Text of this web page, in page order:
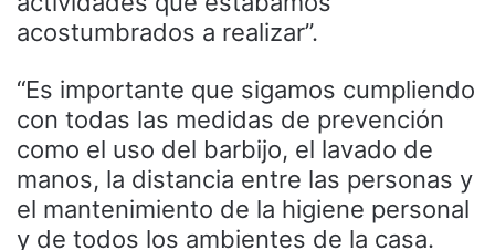
acostumbrados a realizar”.
“Es importante que sigamos cumpliendo
con todas las medidas de prevención
como el uso del barbijo, el lavado de
manos, la distancia entre las personas y
el mantenimiento de la higiene personal
y de todos los ambientes de la casa.